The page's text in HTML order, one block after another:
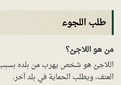
طلب اللجوء
من هو اللاجئ؟
اللاجئ هو شخص يهرب من بلده بسبب
العنف، ويطلب الحماية في بلد آخر.